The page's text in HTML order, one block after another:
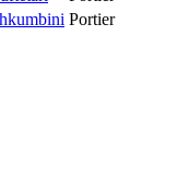
Portier